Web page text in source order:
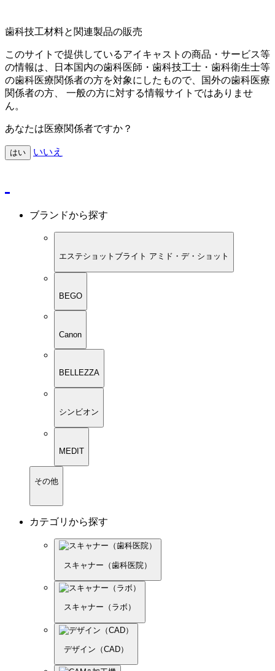
歯科技工材料と関連製品の販売
このサイトで提供しているアイキャストの商品・サービス等
の情報は、日本国内の歯科医師・歯科技工士・歯科衛生士等
の歯科医療関係者の方を対象にしたもので、国外の歯科医療
関係者の方、 一般の方に対する情報サイトではありませ
ん。
あなたは医療関係者ですか？
はい いいえ
ブランドから探す
エステショットブライト アミド・デ・ショット
BEGO
Canon
BELLEZZA
シンビオン
MEDIT
その他
カテゴリから探す
スキャナー（歯科医院）
スキャナー（ラボ）
デザイン（CAD）